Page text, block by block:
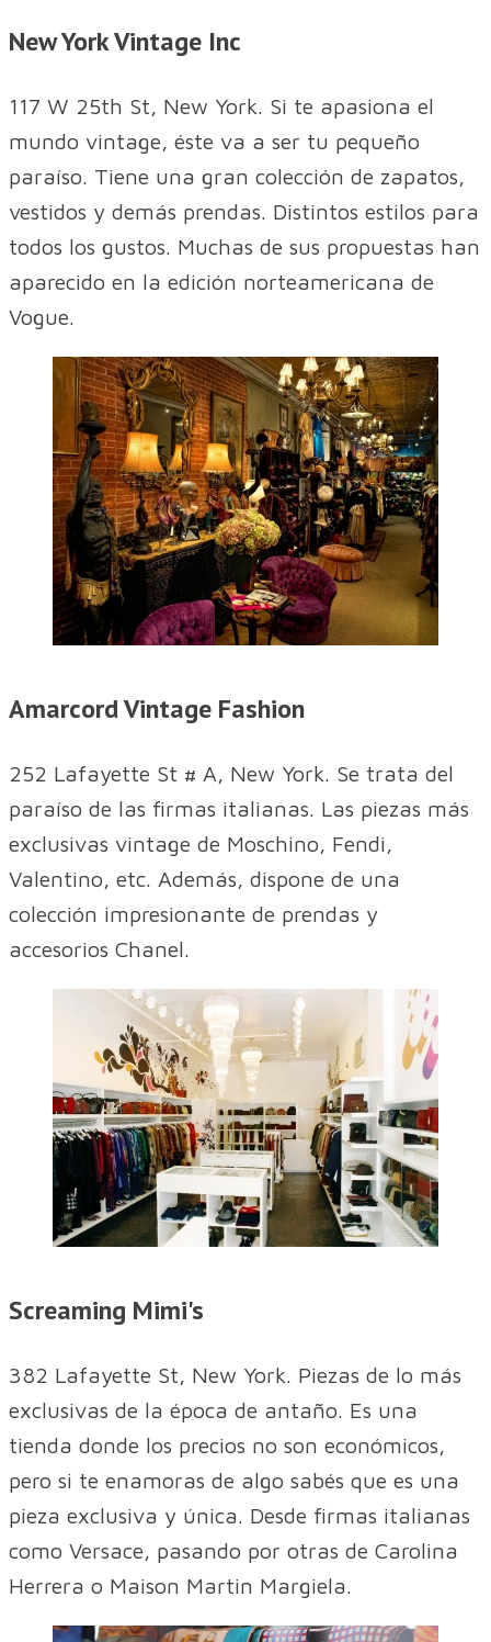
New York Vintage Inc
117 W 25th St, New York. Si te apasiona el
mundo vintage, éste va a ser tu pequeño
paraíso. Tiene una gran colección de zapatos,
vestidos y demás prendas. Distintos estilos para
todos los gustos. Muchas de sus propuestas han
aparecido en la edición norteamericana de
Vogue.
Amarcord Vintage Fashion
252 Lafayette St # A, New York. Se trata del
paraíso de las firmas italianas. Las piezas más
exclusivas vintage de Moschino, Fendi,
Valentino, etc. Además, dispone de una
colección impresionante de prendas y
accesorios Chanel.
Screaming Mimi's
382 Lafayette St, New York. Piezas de lo más
exclusivas de la época de antaño. Es una
tienda donde los precios no son económicos,
pero si te enamoras de algo sabés que es una
pieza exclusiva y única. Desde firmas italianas
como Versace, pasando por otras de Carolina
Herrera o Maison Martin Margiela.